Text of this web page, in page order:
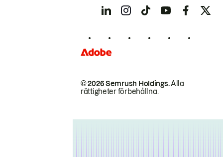
© 2026 Semrush Holdings.Alla
rättigheter förbehållna.